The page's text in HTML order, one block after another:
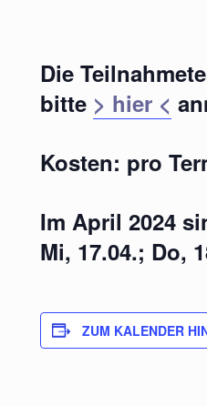
Die
bitte > hier <
Kosten: pro
Im April 2024
Mi, 17.04.; Do,
ZUM KALENDER